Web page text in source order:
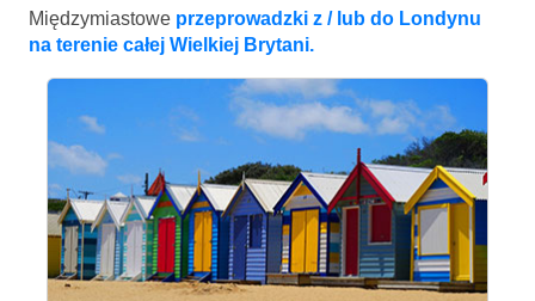
Międzymiastowe przeprowadzki z / lub do Londynu
na terenie całej Wielkiej Brytani.